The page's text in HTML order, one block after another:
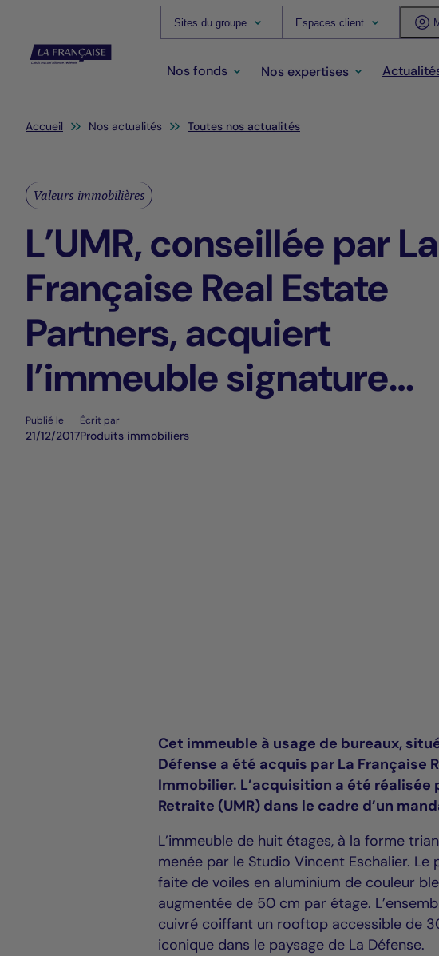
Sites du groupe Espaces client
Nos fonds Nos expertises
Vous êtes ici:
Accueil Nos actualités Toutes nos actualités
Valeurs immobilières
L’UMR, conseillée par La
Française Real Estate
Partners, acquiert
l’immeuble signature
Blackpearl à La Défense
Publié le
21/12/2017
Écrit par
Produits immobiliers
Cet immeuble à usage de bureaux,
Défense a été acquis par La Française
Immobilier. L’acquisition a été
Retraite (UMR) dans le cadre d’un
L’immeuble de huit étages, à la forme
menée par le Studio Vincent Eschalier.
faite de voiles en aluminium de couleur
augmentée de 50 cm par étage.
cuivré coiffant un rooftop accessible de
iconique dans le paysage de La Défense.